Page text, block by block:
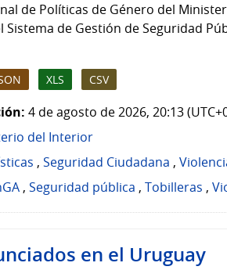
de Políticas de Género del
de Gestión de Seguridad
XLS CSV
4 de agosto de 2026, 20:13
del Interior
, Seguridad Ciudadana ,
, Seguridad pública , Tobilleras ,
en el Uruguay